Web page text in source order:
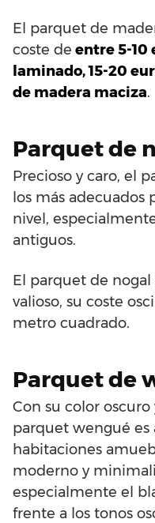
El parquet de
coste de entre 5-10
laminado, 15-20
de madera maciza.
Parquet de
Precioso y caro, el
los más adecuados
nivel,
antiguos.
El parquet de
valioso, su coste
metro cuadrado.
Parquet de
Con su color
parquet wengué es
habitaciones
moderno y
especialmente el
frente a los tonos